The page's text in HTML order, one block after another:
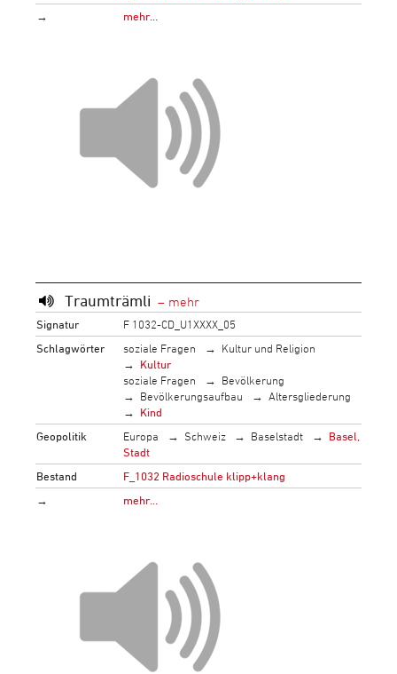
→
mehr…
Traumträmli
Signatur
F 1032-CD_U1XXXX_05
Schlagwörter
soziale Fragen
Kultur und Religion
Kultur
soziale Fragen
Bevölkerung
Bevölkerungsaufbau
Altersgliederung
Kind
Geopolitik
Europa Schweiz Baselstadt
Basel,
Stadt
Bestand
F_1032 Radioschule klipp+klang
→
mehr…